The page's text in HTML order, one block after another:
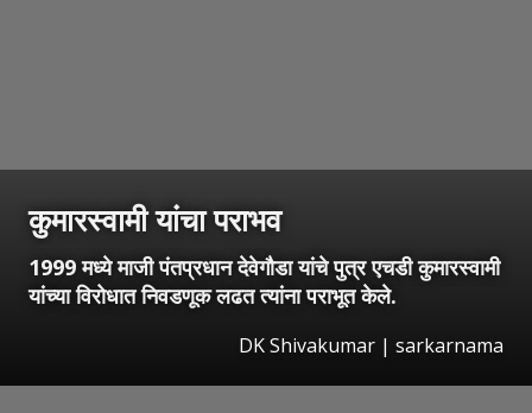
कुमारस्वामी यांचा पराभव
1999 मध्ये माजी पंतप्रधान देवेगौडा यांचे पुत्र एचडी कुमारस्वामी
यांच्या विरोधात निवडणूक लढत त्यांना पराभूत केले.
DK Shivakumar | sarkarnama